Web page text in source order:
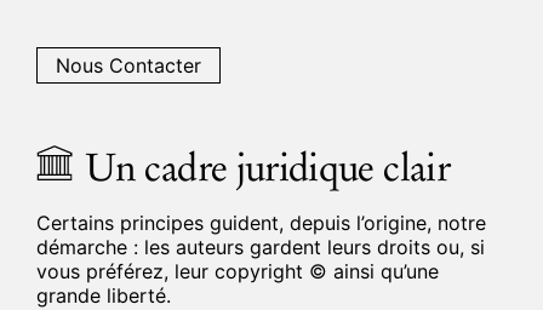
Nous Contacter
Un cadre juridique clair
Certains principes guident, depuis l’origine, notre
démarche : les auteurs gardent leurs droits ou, si
vous préférez, leur copyright © ainsi qu’une
grande liberté.